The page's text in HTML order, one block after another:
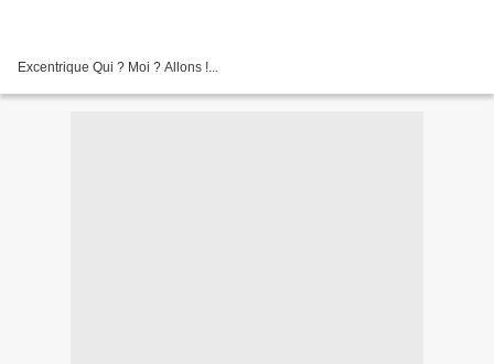
Excentrique Qui ? Moi ? Allons !...